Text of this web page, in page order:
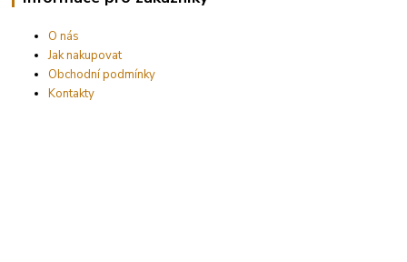
O nás
Jak nakupovat
Obchodní podmínky
Kontakty